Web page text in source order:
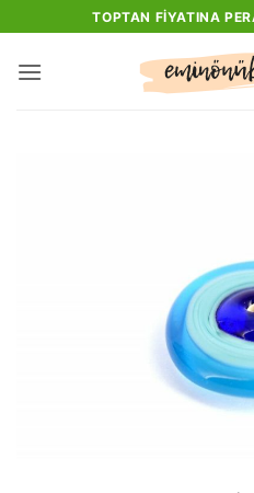
atla
TOPTAN FIYATINA